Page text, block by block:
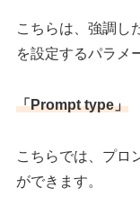
こちらは、強調し
を設定するパラメ
「Prompt type」
こちらでは、プロ
ができます。